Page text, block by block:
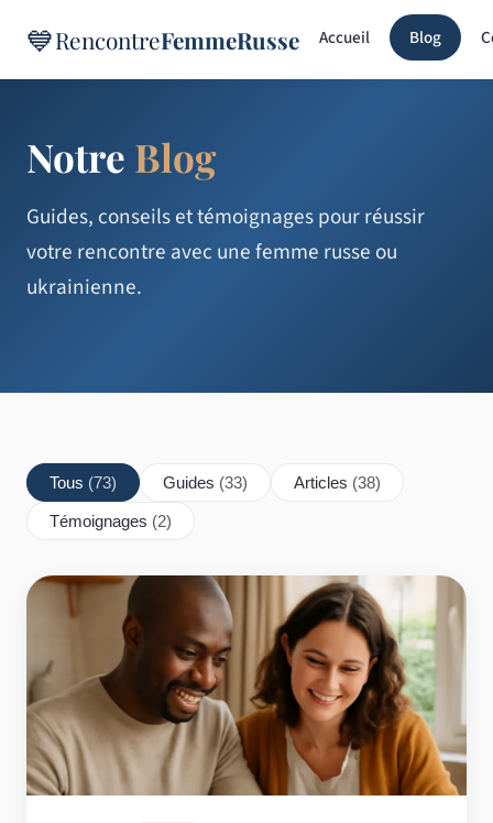
💙RencontreFemmeRusse Accueil Blog
Notre Blog
Guides, conseils et témoignages pour réussir
votre rencontre avec une femme russe ou
ukrainienne.
Tous (73) Guides (33) Articles (38)
Témoignages (2)